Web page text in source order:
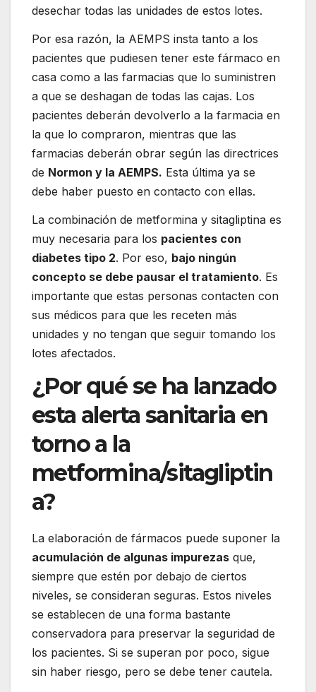
desechar todas las unidades de estos lotes.
Por esa razón, la AEMPS insta tanto a los
pacientes que pudiesen tener este fármaco en
casa como a las farmacias que lo suministren
a que se deshagan de todas las cajas. Los
pacientes deberán devolverlo a la farmacia en
la que lo compraron, mientras que las
farmacias deberán obrar según las directrices
de Normon y la AEMPS. Esta última ya se
debe haber puesto en contacto con ellas.
La combinación de metformina y sitagliptina es
muy necesaria para los pacientes con
diabetes tipo 2. Por eso, bajo ningún
concepto se debe pausar el tratamiento. Es
importante que estas personas contacten con
sus médicos para que les receten más
unidades y no tengan que seguir tomando los
lotes afectados.
¿Por qué se ha lanzado
esta alerta sanitaria en
torno a la
metformina/sitagliptin
a?
La elaboración de fármacos puede suponer la
acumulación de algunas impurezas que,
siempre que estén por debajo de ciertos
niveles, se consideran seguras. Estos niveles
se establecen de una forma bastante
conservadora para preservar la seguridad de
los pacientes. Si se superan por poco, sigue
sin haber riesgo, pero se debe tener cautela.